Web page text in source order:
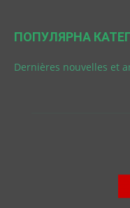
ПОПУЛЯРНА
Dernières nouvelles et